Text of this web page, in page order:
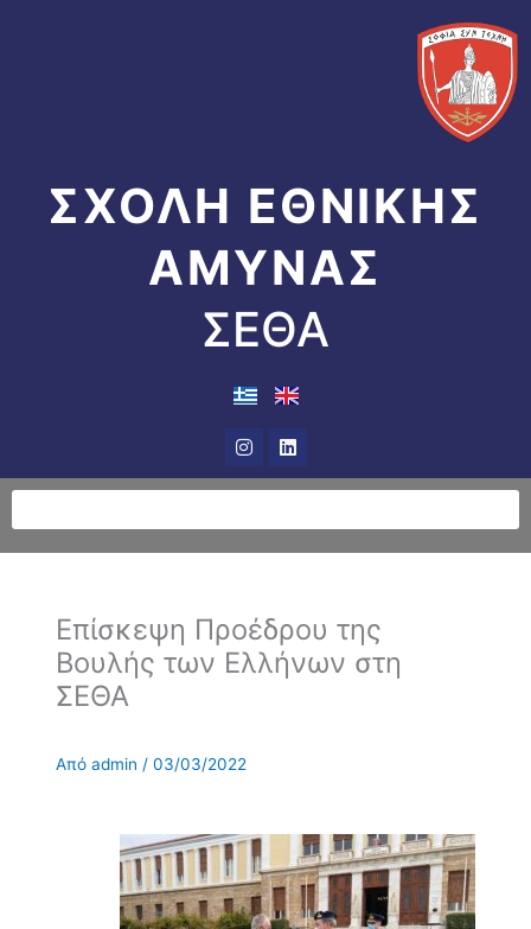
ΣΧΟΛΗ ΕΘΝΙΚΗΣ
ΑΜΥΝΑΣ
ΣΕΘΑ
InstagramLinkedin
Επίσκεψη Προέδρου της
Βουλής των Ελλήνων στη
ΣΕΘΑ
Απόadmin /03/03/2022